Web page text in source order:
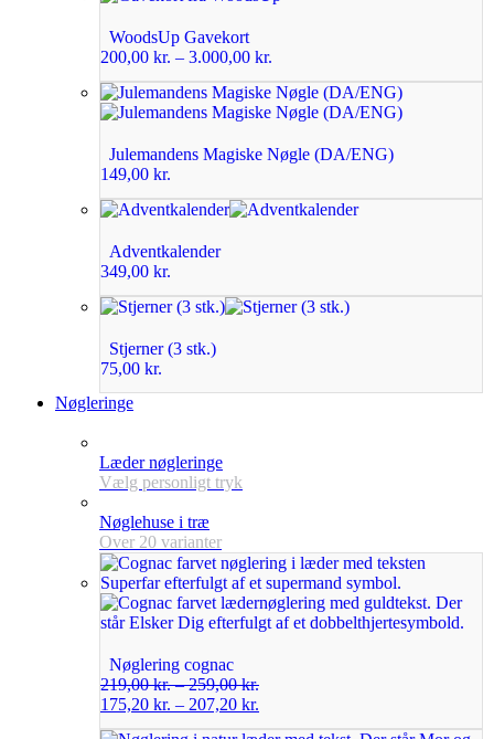
WoodsUp Gavekort
200,00 kr. – 3.000,00 kr.
Julemandens Magiske Nøgle (DA/ENG)
149,00 kr.
Adventkalender
349,00 kr.
Stjerner (3 stk.)
75,00 kr.
Nøgleringe
Læder nøgleringe
Vælg personligt tryk
Nøglehuse i træ
Over 20 varianter
Nøglering cognac
219,00kr.–259,00kr.
175,20 kr. – 207,20 kr.